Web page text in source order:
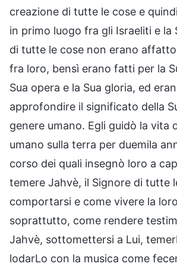
creazione di tutte le cose e
in primo luogo fra gli Israeliti e la
di tutte le cose non erano
fra loro, bensì erano fatti per la
Sua opera e la Sua gloria, ed
approfondire il significato della
genere umano. Egli guidò la vita
umano sulla terra per duemila
corso dei quali insegnò loro a
temere Jahvè, il Signore di tutte
comportarsi e come vivere la
soprattutto, come rendere
Jahvè, sottomettersi a Lui,
lodarLo con la musica come